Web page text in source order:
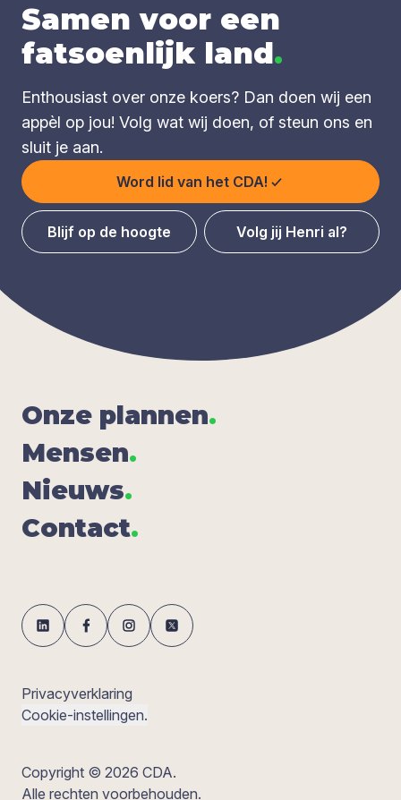
Samen voor een
fatsoenlijk land.
Enthousiast over onze koers? Dan doen wij een
appèl op jou! Volg wat wij doen, of steun ons en
sluit je aan.
Word lid van het CDA!
Blijf op de hoogte Volg jij Henri al?
Onze plan­nen.
Men­sen.
Nieuws.
Con­tact.
Privacyverklaring
Cookie-instellingen.
Copyright © 2026 CDA.
Alle rechten voorbehouden.